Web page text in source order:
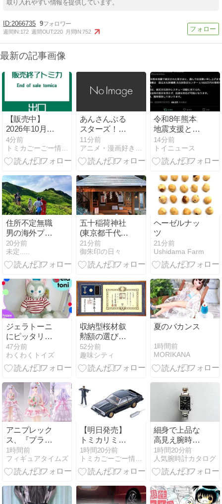
取り入れやすい情報を提供しています。
2066735 9
週間IN:172 週間OUT:220 月間IN:752
最新の記事画像
【販売中】
2026年10月の
廃盤予定トミ
カ
4分前
あんさんぶる
スターズ！！
P.A.shots!!
Vol.7
11分前
令和8年熊本
地震支援とし
て本丸刀剣保
存会の売上か
ら1000万が文
ターに寄付
14分前
トイニュース
住所不定無職
男の海外プラ
プラ旅(インド
ネシア編第２
章)
20分前
未定.....
五十稲荷神社
(東京都千代田
区)
21分前
御朱印の日々
ヘーゼルナッ
ツ
21分前
Ushidama Farm
ジェラトーニ
にピッタリな
ボーダーパー
カーの魅力と
は？
47分前
わくわくトイズ
収納型桜材叙
勲額の選び方
と魅力
52分前
趣味シティ
夏のバカンス
1時間前
MORIKANA
アニプレック
ス、『プラス
ティック・メ
モリーズ』の
『アイラ』が
ドレスVer.で
フィギュア
1時間前
フィギュアタイムズ
【明日発売】
トミカリミテ
ッドヴィンテ
ージネオ LV-N
ムービースタ
察 マシンX 大
門圭介フィギ
1時間20分前
トミカごーごー情報館
細身で上品な
高見え腕時計
LTP-V009D
1時間20分前
人気腕時計カタログ